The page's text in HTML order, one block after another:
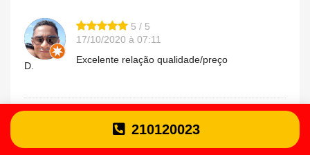
D.
5 / 5
17/10/2020 à 07:11
Excelente relação qualidade/preço
4 / 5
210120023